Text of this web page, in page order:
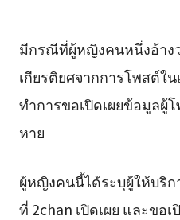
มีกรณีที่ผู้หญิงคนหนึ่งอ้าง
เกียรติยศจากการโพสต์ใ
ทำการขอเปิดเผยข้อมูลผู้โ
หาย
ผู้หญิงคนนี้ได้ระบุผู้ให้บริก
ที่ 2chan เปิดเผย และขอ